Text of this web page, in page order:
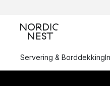
Servering & Borddekking